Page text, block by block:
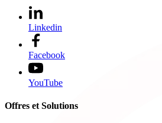
Linkedin
Facebook
YouTube
Offres et Solutions